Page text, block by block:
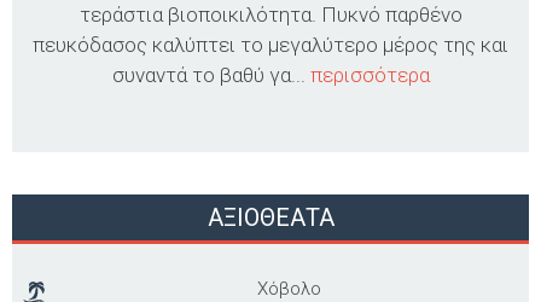
τεράστια βιοποικιλότητα. Πυκνό παρθένο
πευκόδασος καλύπτει το μεγαλύτερο μέρος της και
συναντά το βαθύ γα... περισσότερα
ΑΞΙΟΘΕΑΤΑ
Χόβολο